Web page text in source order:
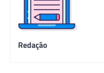
Redação